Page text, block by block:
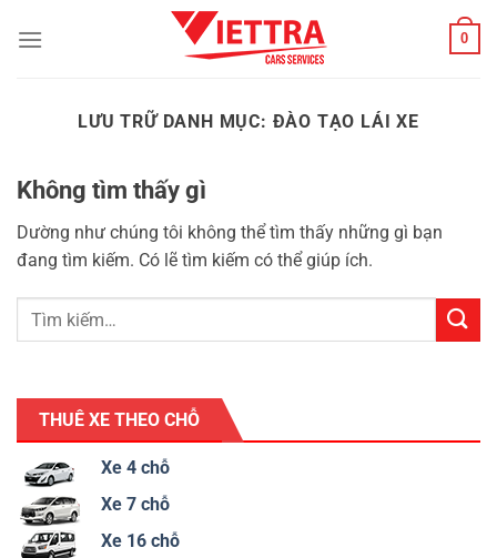
qua
0
LƯU TRỮ DANH MỤC: ĐÀO TẠO LÁI XE
Không tìm thấy gì
Dường như chúng tôi không thể tìm thấy những gì bạn
đang tìm kiếm. Có lẽ tìm kiếm có thể giúp ích.
THUÊ XE THEO CHỖ
Xe 4 chỗ
Xe 7 chỗ
Xe 16 chỗ